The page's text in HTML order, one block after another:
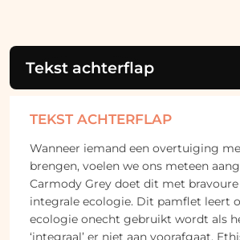
Tekst achterflap
TEKST ACHTERFLAP
Wanneer iemand een overtuiging
brengen, voelen we ons meteen
Carmody Grey doet dit met
integrale ecologie. Dit pamflet leert
ecologie onecht gebruikt wordt als
‘integraal’ er niet aan voorafgaat.